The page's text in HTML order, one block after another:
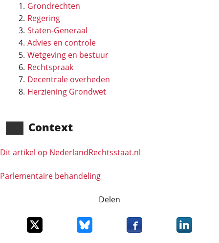
Grondrechten
Regering
Staten-Generaal
Advies en controle
Wetgeving en bestuur
Rechtspraak
Decentrale overheden
Herziening Grondwet
Context
Dit artikel op NederlandRechts­staat.nl
Parlementaire behandeling
Delen
Deel dit item op XDeel dit item op Bluesky
Deel dit item opDeel dit